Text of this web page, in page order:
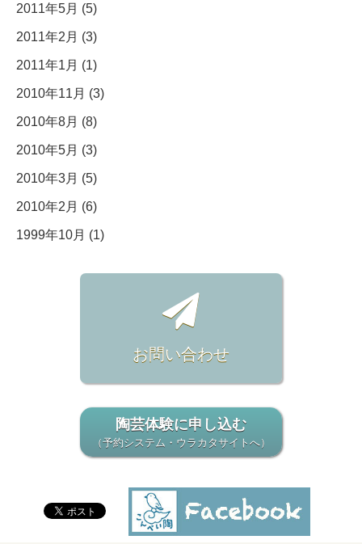
2011年5月 (5)
2011年2月 (3)
2011年1月 (1)
2010年11月 (3)
2010年8月 (8)
2010年5月 (3)
2010年3月 (5)
2010年2月 (6)
1999年10月 (1)
お問い合わせ
陶芸体験に申し込む
（予約システム・ウラカタサイトへ）